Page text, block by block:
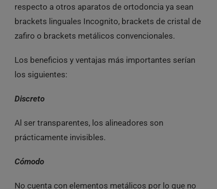
respecto a otros aparatos de ortodoncia ya sean
brackets linguales Incognito, brackets de cristal de
zafiro o brackets metálicos convencionales.
Los beneficios y ventajas más importantes serían
los siguientes:
Discreto
Al ser transparentes, los alineadores son
prácticamente invisibles.
Cómodo
No cuenta con elementos metálicos por lo que no